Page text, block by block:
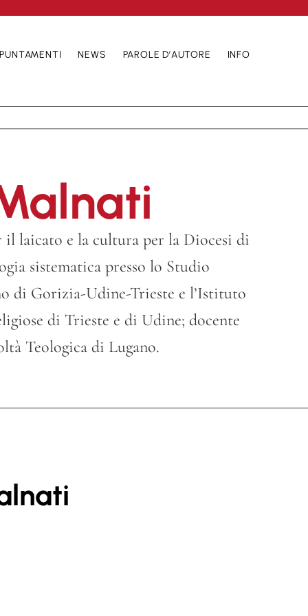
NEWS PAROLE D’AUTORE INFO
il laicato e la cultura per la Diocesi di
sistematica presso lo Studio
di Gorizia-Udine-Trieste e l’Istituto
di Trieste e di Udine; docente
Teologica di Lugano.